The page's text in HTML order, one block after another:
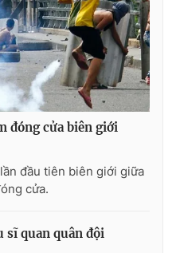
Thể thao
động sản
lòng Việt
đóng cửa biên giới
đầu tiên biên giới giữa
cửa.
sĩ quan quân đội